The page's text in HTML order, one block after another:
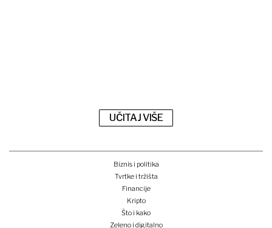
UČITAJ VIŠE
Biznis i politika
Tvrtke i tržišta
Financije
Kripto
Što i kako
Zeleno i digitalno